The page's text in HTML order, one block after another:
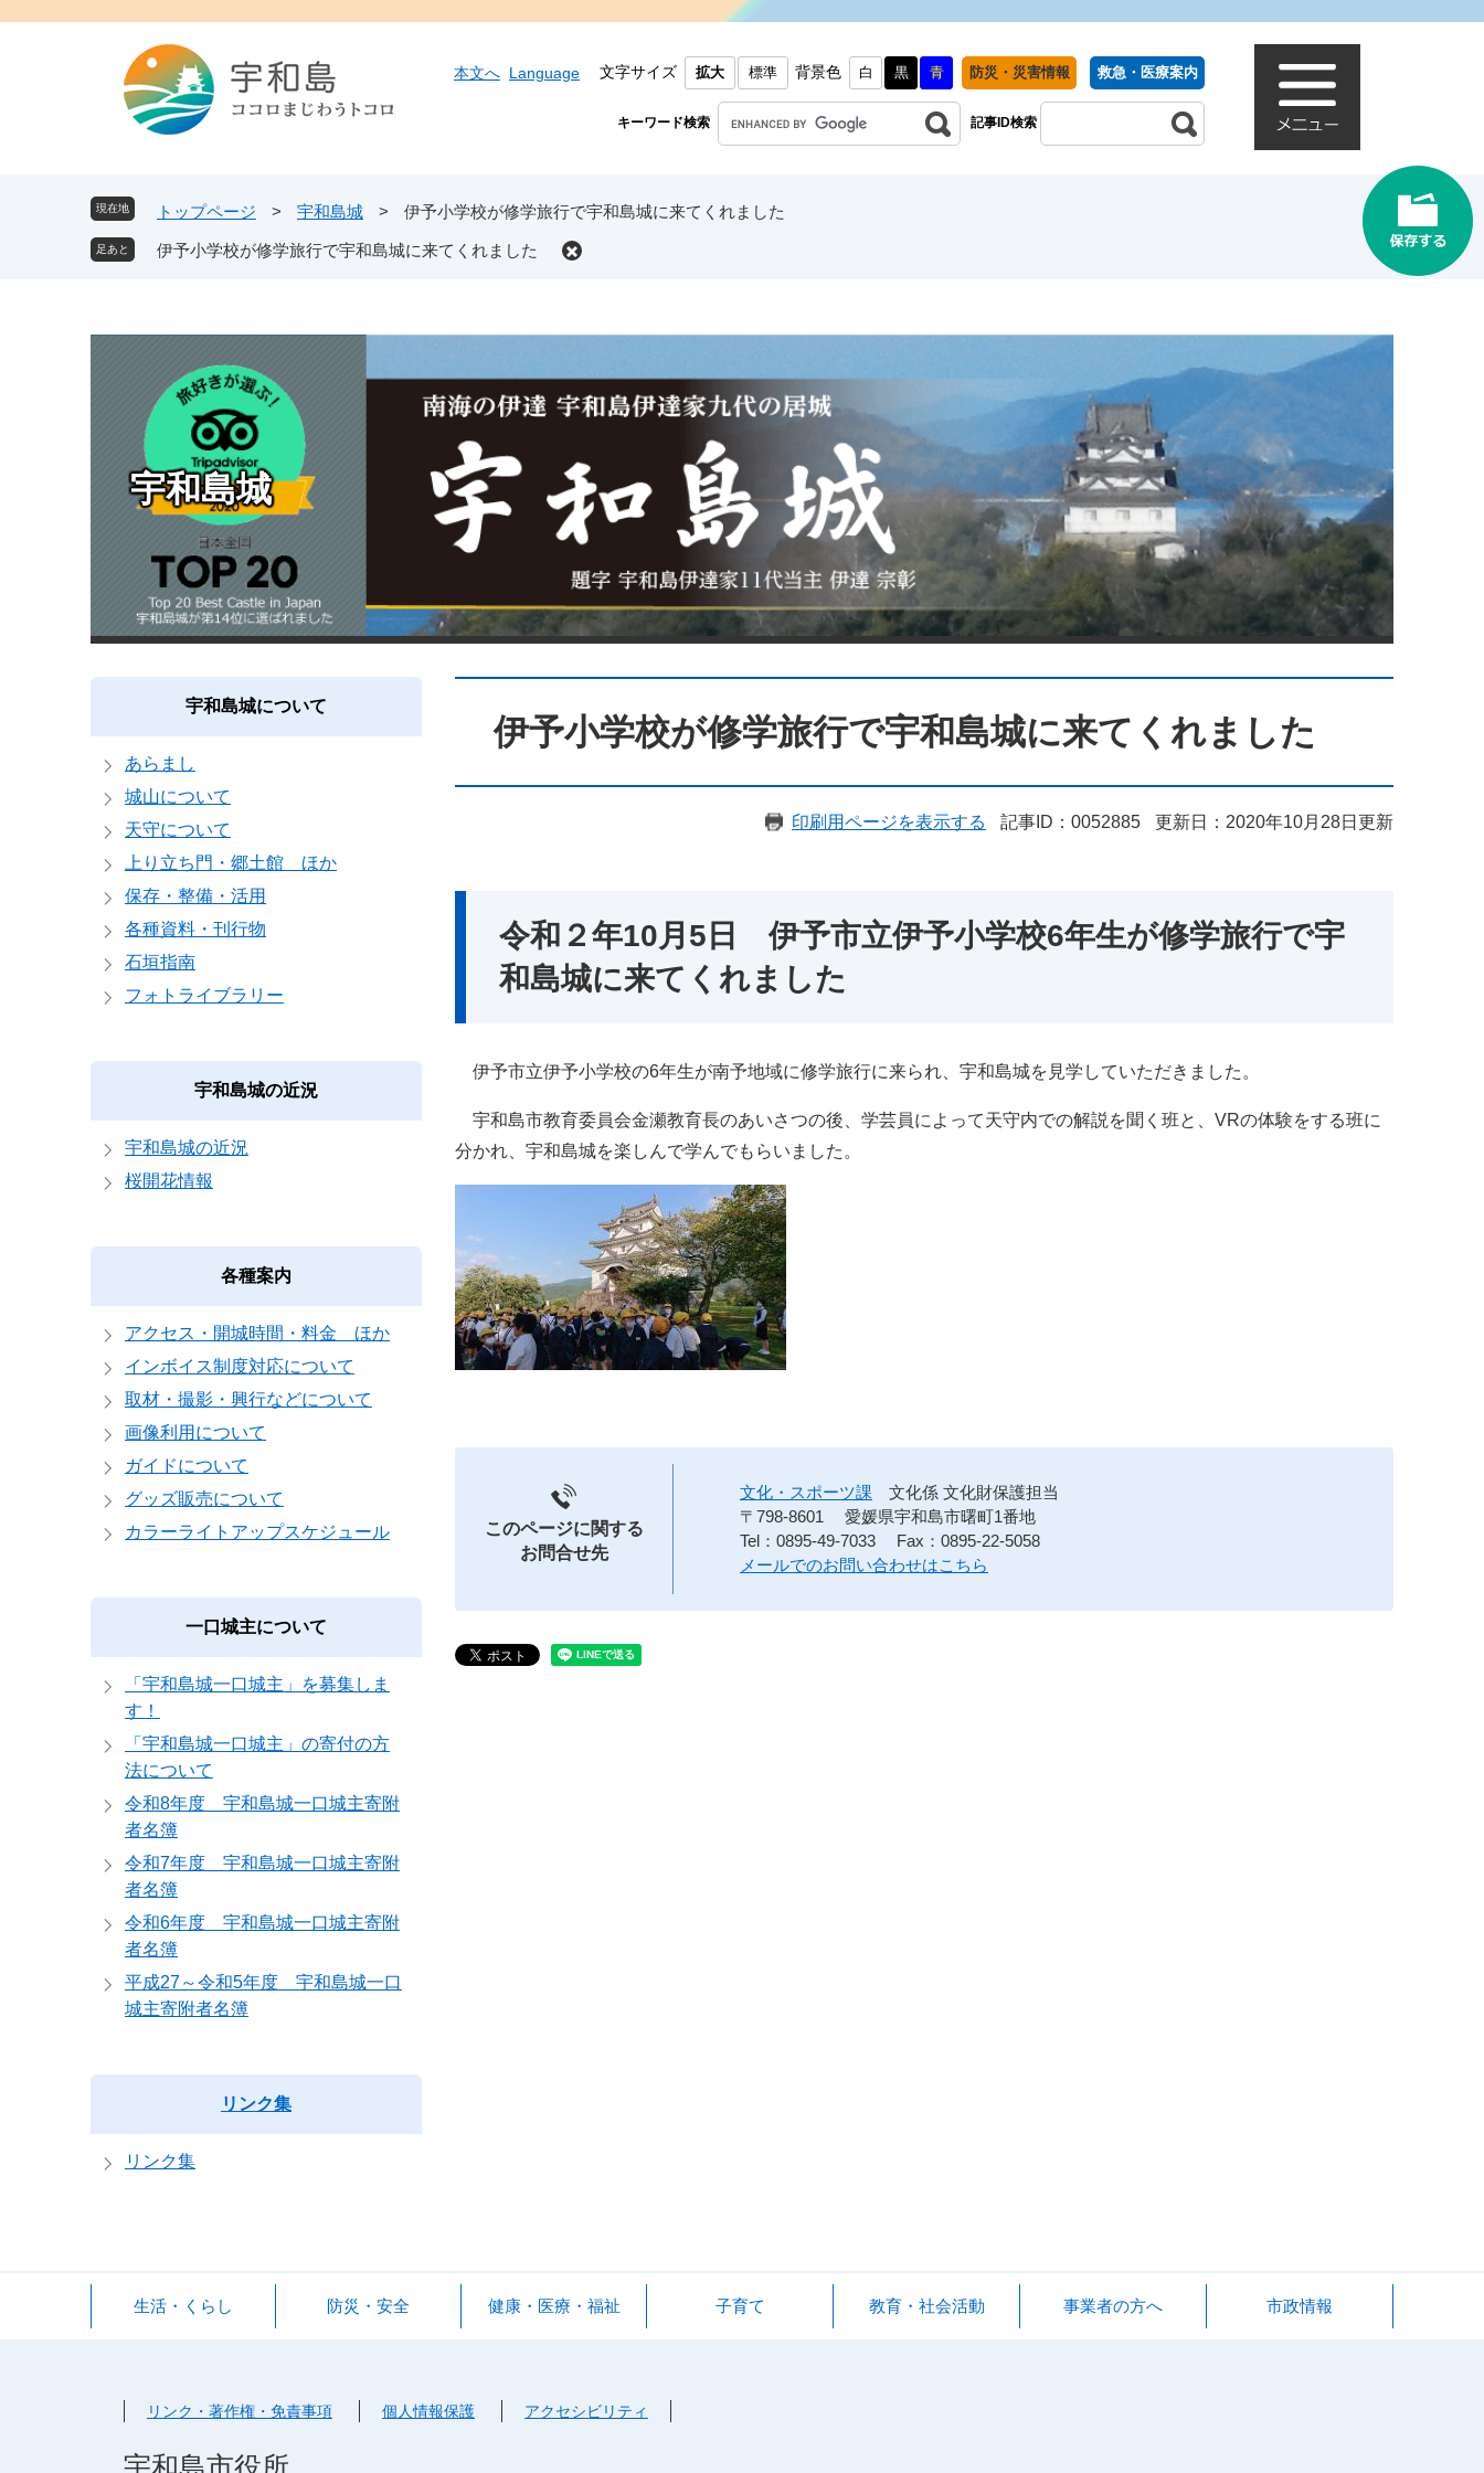
本文へ Language 文字サイズ 拡大 標準 背景色 白 黒 青 防災・災害情報 救急・医療案内
キーワード検索 記事ID検索
現在地 トップページ > 宇和島城 > 伊予小学校が修学旅行で宇和島城に来てくれました
伊予小学校が修学旅行で宇和島城に来てくれました
宇和島城
伊予小学校が修学旅行で宇和島城に来てくれました
印刷用ページを表示する 記事ID：0052885 更新日：2020年10月28日更新
令和２年10月5日 伊予市立伊予小学校6年生が修学旅行で宇
和島城に来てくれました
伊予市立伊予小学校の6年生が南予地域に修学旅行に来られ、宇和島城を見学していただきました。
宇和島市教育委員会金瀬教育長のあいさつの後、学芸員によって天守内での解説を聞く班と、VRの体験をする班に
分かれ、宇和島城を楽しんで学んでもらいました。
このページに関する
お問合せ先
文化・スポーツ課
文化係 文化財保護担当
〒798-8601
愛媛県宇和島市曙町1番地
Tel：0895-49-7033
Fax：0895-22-5058
メールでのお問い合わせはこちら
宇和島城について
あらまし
城山について
天守について
上り立ち門・郷土館 ほか
保存・整備・活用
各種資料・刊行物
石垣指南
フォトライブラリー
宇和島城の近況
宇和島城の近況
桜開花情報
各種案内
アクセス・開城時間・料金 ほか
インボイス制度対応について
取材・撮影・興行などについて
画像利用について
ガイドについて
グッズ販売について
カラーライトアップスケジュール
一口城主について
「宇和島城一口城主」を募集しま
す！
「宇和島城一口城主」の寄付の方
法について
令和8年度 宇和島城一口城主寄附
者名簿
令和7年度 宇和島城一口城主寄附
者名簿
令和6年度 宇和島城一口城主寄附
者名簿
平成27～令和5年度 宇和島城一口
城主寄附者名簿
リンク集
リンク集
生活・くらし 防災・安全 健康・医療・福祉 子育て 教育・社会活動 事業者の方へ 市政情報
リンク・著作権・免責事項 個人情報保護 アクセシビリティ
宇和島市役所